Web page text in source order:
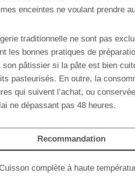
enceintes ne voulant prendre
traditionnelle ne sont pas
les bonnes pratiques de
son pâtissier si la pâte est bien
pasteurisés. En outre, la
qui suivent l’achat, ou
ne dépassant pas 48 heures.
Recommandation
Cuisson complète à haute